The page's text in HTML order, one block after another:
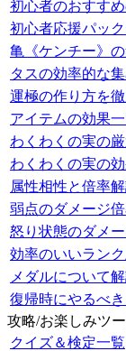
初心者のおすす
初心者応援パッ
亀《ケンチー》
タスの効率的な
運極の作り方を
アイテムの効果
わくわくの実の
わくわくの実の
属性相性と倍率
弱点のダメージ
怒り状態のダメ
効率のいいラン
メダルについて
復帰時にやるべき
攻略/お楽しみツ
クイズ＆検定一覧